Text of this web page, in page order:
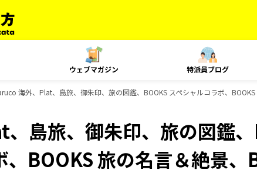
ウェブマガジン 特派員ブログ
海外、Plat、島旅、御朱印、旅の図鑑、BOOKS スペシャルコラボ、
島旅、御朱印、旅の図鑑
、BOOKS 旅の名言＆絶景、